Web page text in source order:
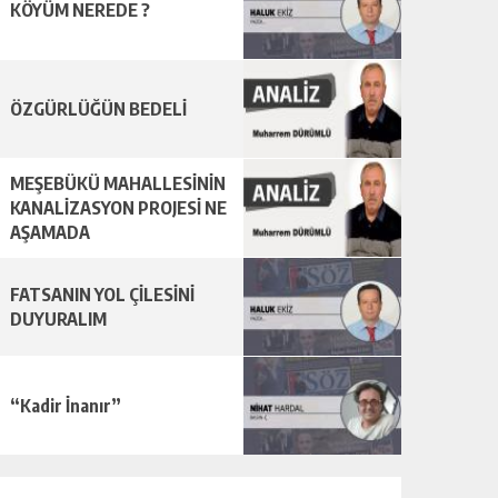
KÖYÜM NEREDE ?
ÖZGÜRLÜĞÜN BEDELİ
MEŞEBÜKÜ MAHALLESİNİN
KANALİZASYON PROJESİ NE
AŞAMADA
FATSANIN YOL ÇİLESİNİ
DUYURALIM
“Kadir İnanır”